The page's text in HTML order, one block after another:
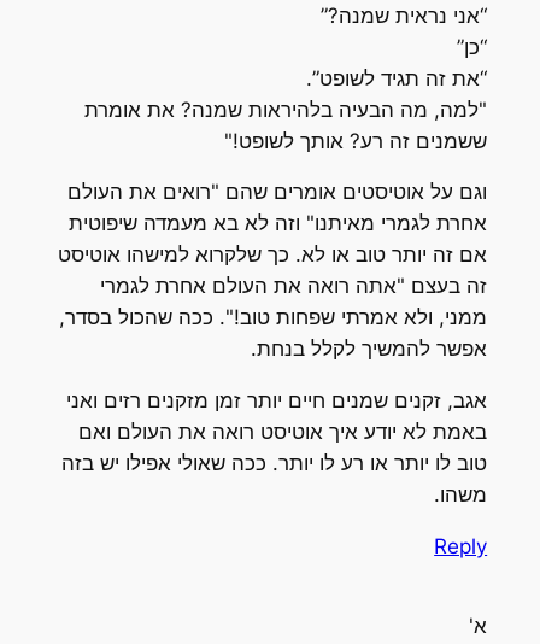
“אני נראית שמנה?”
“כן”
“את זה תגיד לשופט”.
"למה, מה הבעיה בלהיראות שמנה? את אומרת
ששמנים זה רע? אותך לשופט!"
וגם על אוטיסטים אומרים שהם "רואים את העולם
אחרת לגמרי מאיתנו" וזה לא בא מעמדה שיפוטית
אם זה יותר טוב או לא. כך שלקרוא למישהו אוטיסט
זה בעצם "אתה רואה את העולם אחרת לגמרי
ממני, ולא אמרתי שפחות טוב!". ככה שהכול בסדר,
אפשר להמשיך לקלל בנחת.
אגב, זקנים שמנים חיים יותר זמן מזקנים רזים ואני
באמת לא יודע איך אוטיסט רואה את העולם ואם
טוב לו יותר או רע לו יותר. ככה שאולי אפילו יש בזה
משהו.
Reply
א'